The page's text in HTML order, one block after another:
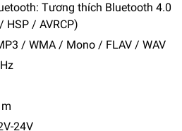
Tương thích Bluetooth 4.0
HSP / AVRCP)
/ WMA / Mono / FLAV / WAV
24V